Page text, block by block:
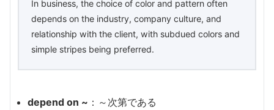
In business, the choice of color and pattern often
depends on the industry, company culture, and
relationship with the client, with subdued colors and
simple stripes being preferred.
depend on ~ ：～次第である